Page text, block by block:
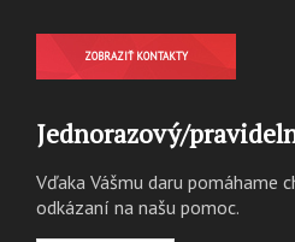
ZOBRAZIŤ KONTAKTY
Jednorazový/
Vďaka Vášmu daru pomáhame
odkázaní na našu pomoc.